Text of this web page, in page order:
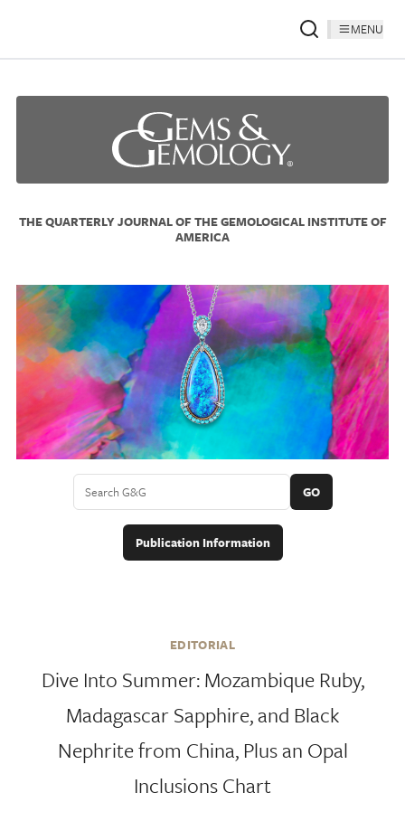
MENU
THE QUARTERLY JOURNAL OF THE GEMOLOGICAL INSTITUTE OF
AMERICA
GO
Publication Information
EDITORIAL
Dive Into Summer: Mozambique Ruby,
Madagascar Sapphire, and Black
Nephrite from China, Plus an Opal
Inclusions Chart